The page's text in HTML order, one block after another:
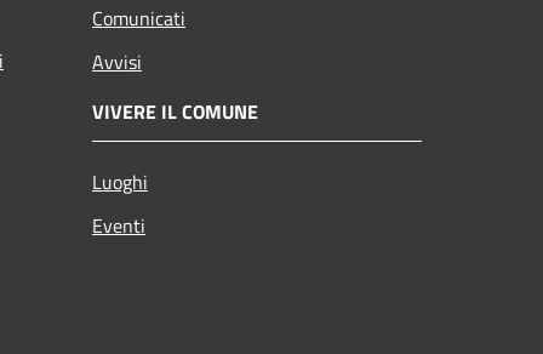
Comunicati
Avvisi
VIVERE IL COMUNE
Luoghi
Eventi